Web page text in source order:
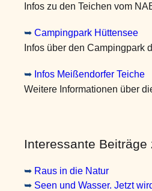
Infos zu den Teichen vom
➥ Campingpark Hüttensee
Infos über den Campingpark
➥ Infos Meißendorfer Teiche
Weitere Informationen über
Interessante
➥ Raus in die Natur
➥ Seen und Wasser. Jetzt